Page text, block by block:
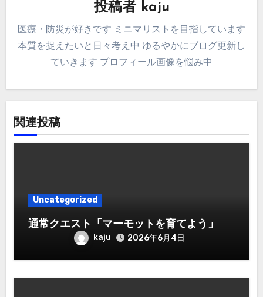
ン
投稿者 kaju
医療・防災が好きです ミニマリストを目指しています
本質を捉えたいと日々考え中 ゆるやかにブログ更新し
ていきます プロフィール画像を悩み中
関連投稿
Uncategorized
通常クエスト「マーモットを育てよう」
kaju 2026年6月4日